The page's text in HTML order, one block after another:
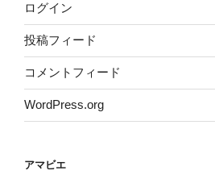
ログイン
投稿フィード
コメントフィード
WordPress.org
アマビエ